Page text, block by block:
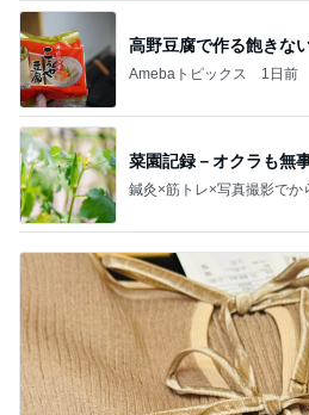
高野豆腐で作る飽きな
Amebaトピックス 1日前
菜園記録－オクラも無
鍼灸×筋トレ×写真撮影でか